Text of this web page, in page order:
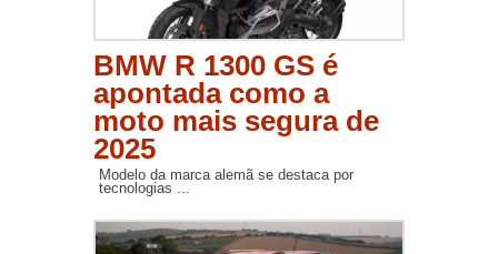
BMW R 1300 GS é
apontada como a
moto mais segura de
2025
Modelo da marca alemã se destaca por
tecnologias ...